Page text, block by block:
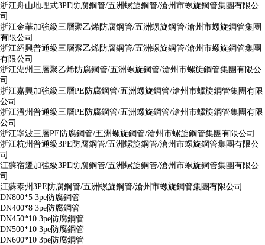
浙江舟山地埋式3PE防腐鋼管/五洲螺旋鋼管/滄州市螺旋鋼管集團有限公
司
浙江金華加強級三層聚乙烯防腐鋼管/五洲螺旋鋼管/滄州市螺旋鋼管集團
有限公司
浙江紹興普通級三層聚乙烯防腐鋼管/五洲螺旋鋼管/滄州市螺旋鋼管集團
有限公司
浙江湖州三層聚乙烯防腐鋼管/五洲螺旋鋼管/滄州市螺旋鋼管集團有限公
司
浙江嘉興加強級三層PE防腐鋼管/五洲螺旋鋼管/滄州市螺旋鋼管集團有限
公司
浙江溫州普通級三層PE防腐鋼管/五洲螺旋鋼管/滄州市螺旋鋼管集團有限
公司
浙江寧波三層PE防腐鋼管/五洲螺旋鋼管/滄州市螺旋鋼管集團有限公司
浙江杭州普通級3PE防腐鋼管/五洲螺旋鋼管/滄州市螺旋鋼管集團有限公
司
江蘇宿遷加強級3PE防腐鋼管/五洲螺旋鋼管/滄州市螺旋鋼管集團有限公
司
江蘇泰州3PE防腐鋼管/五洲螺旋鋼管/滄州市螺旋鋼管集團有限公司
DN800*5 3pe防腐鋼管
DN400*8 3pe防腐鋼管
DN450*10 3pe防腐鋼管
DN500*10 3pe防腐鋼管
DN600*10 3pe防腐鋼管